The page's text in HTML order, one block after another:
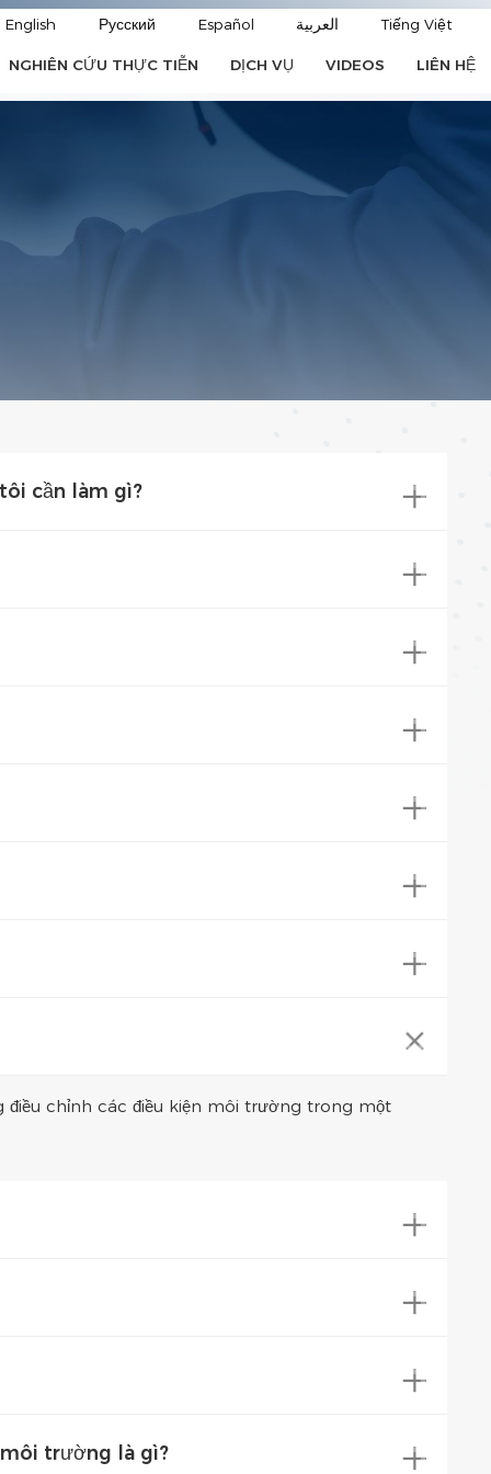
English Русский Español العربية Tiếng Việt
NGHIÊN CỨU THỰC TIỄN DỊCH VỤ VIDEOS LIÊN HỆ
cần làm gì?
chỉnh các điều kiện môi trường trong một
trường là gì?